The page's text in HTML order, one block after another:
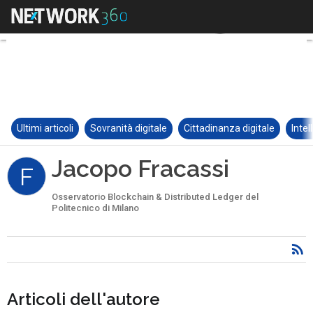
Ultimi articoli Sovranità digitale Cittadinanza digitale
F Jacopo Fracassi
Osservatorio Blockchain & Distributed Ledger del
Politecnico di Milano
Articoli dell'autore